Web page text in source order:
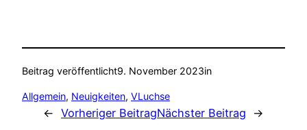
Beitrag veröffentlicht9. November 2023in
Allgemein, Neuigkeiten, VLuchse
← Vorheriger BeitragNächster Beitrag →